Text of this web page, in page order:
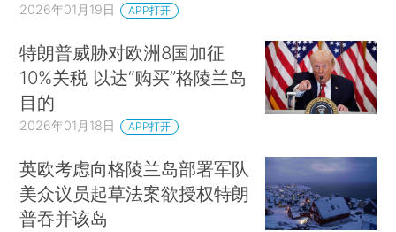
2026年01月19日 APP打开
特朗普威胁对欧洲8国加征
10%关税 以达“购买”格陵兰岛
目的
2026年01月18日 APP打开
英欧考虑向格陵兰岛部署军队
美众议员起草法案欲授权特朗
普吞并该岛